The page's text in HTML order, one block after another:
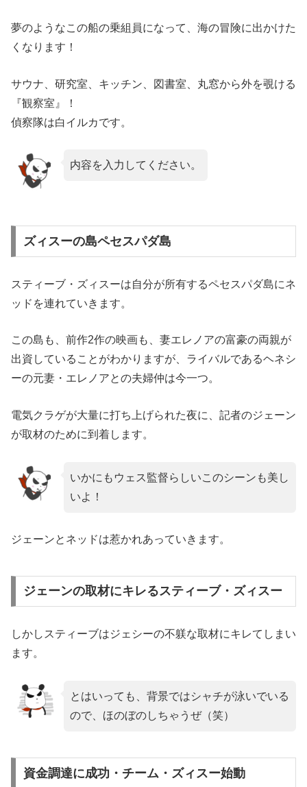
夢のようなこの船の乗組員になって、海の冒険に出かけた
くなります！
サウナ、研究室、キッチン、図書室、丸窓から外を覗ける
『観察室』！
偵察隊は白イルカです。
内容を入力してください。
ズィスーの島ペセスパダ島
スティーブ・ズィスーは自分が所有するペセスパダ島にネ
ッドを連れていきます。
この島も、前作2作の映画も、妻エレノアの富豪の両親が
出資していることがわかりますが、ライバルであるヘネシ
ーの元妻・エレノアとの夫婦仲は今一つ。
電気クラゲが大量に打ち上げられた夜に、記者のジェーン
が取材のために到着します。
いかにもウェス監督らしいこのシーンも美し
いよ！
ジェーンとネッドは惹かれあっていきます。
ジェーンの取材にキレるスティーブ・ズィスー
しかしスティーブはジェシーの不躾な取材にキレてしまい
ます。
とはいっても、背景ではシャチが泳いでいる
ので、ほのぼのしちゃうぜ（笑）
資金調達に成功・チーム・ズィスー始動